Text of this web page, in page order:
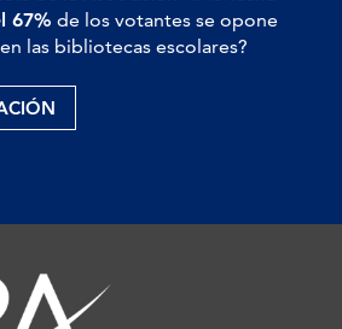
67% de los votantes se opone
las bibliotecas escolares?